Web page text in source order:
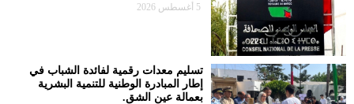
5 أغسطس 2026
تسليم معدات رقمية لفائدة الشباب في
إطار المبادرة الوطنية للتنمية البشرية
بعمالة عين الشق.